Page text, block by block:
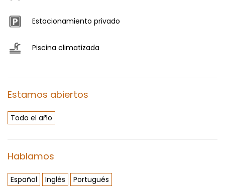
Estacionamiento privado
Piscina climatizada
Estamos abiertos
Todo el año
Hablamos
Español Inglés Portugués